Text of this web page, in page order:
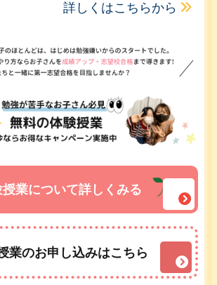
詳しくはこちらから
業について詳しくみる
業のお申し込みはこちら